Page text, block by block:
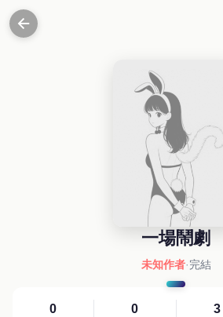
一場鬧劇
未知作者·完結
0 0 3